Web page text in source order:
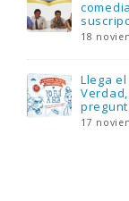
18
Llega
17